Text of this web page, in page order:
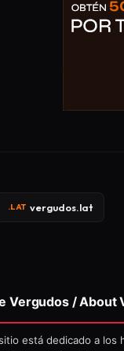
.LAT vergudos.lat
Vergudos / About
está dedicado a los